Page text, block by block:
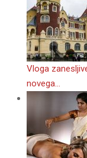
Vloga
novega…